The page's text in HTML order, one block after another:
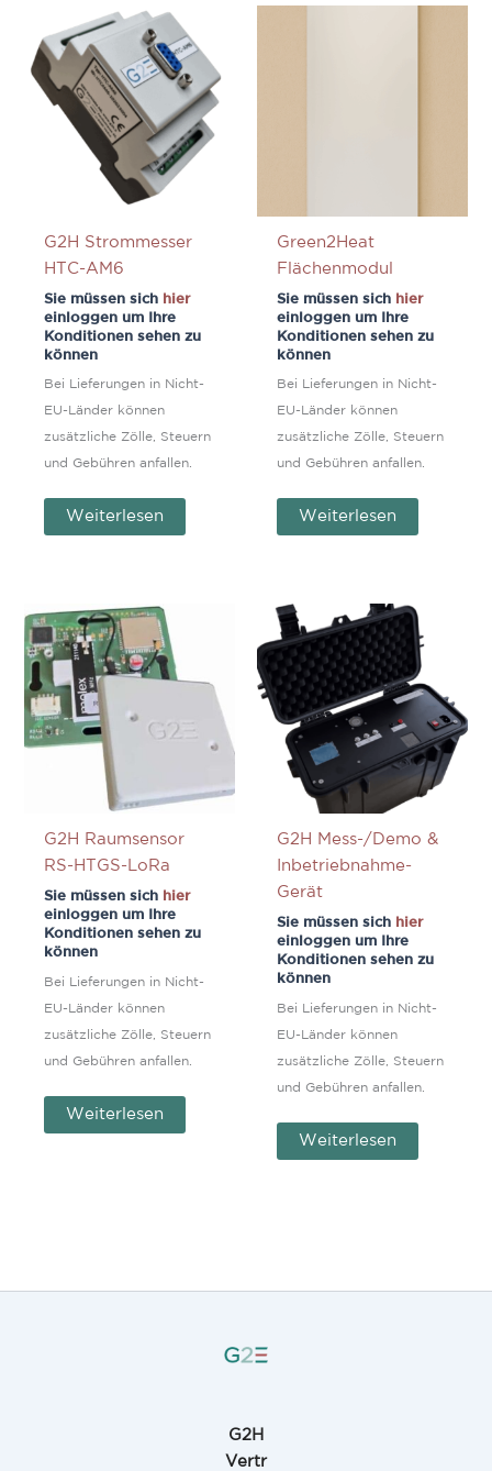
G2H Strommesser
HTC-AM6
Sie müssen sich hier
einloggen um Ihre
Konditionen sehen zu
können
Bei Lieferungen in Nicht-
EU-Länder können
zusätzliche Zölle, Steuern
und Gebühren anfallen.
Weiterlesen
Green2Heat
Flächenmodul
Sie müssen sich hier
einloggen um Ihre
Konditionen sehen zu
können
Bei Lieferungen in Nicht-
EU-Länder können
zusätzliche Zölle, Steuern
und Gebühren anfallen.
Weiterlesen
G2H Raumsensor
RS-HTGS-LoRa
Sie müssen sich hier
einloggen um Ihre
Konditionen sehen zu
können
Bei Lieferungen in Nicht-
EU-Länder können
zusätzliche Zölle, Steuern
und Gebühren anfallen.
Weiterlesen
G2H Mess-/Demo &
Inbetriebnahme-
Gerät
Sie müssen sich hier
einloggen um Ihre
Konditionen sehen zu
können
Bei Lieferungen in Nicht-
EU-Länder können
zusätzliche Zölle, Steuern
und Gebühren anfallen.
Weiterlesen
G2H
Vertr